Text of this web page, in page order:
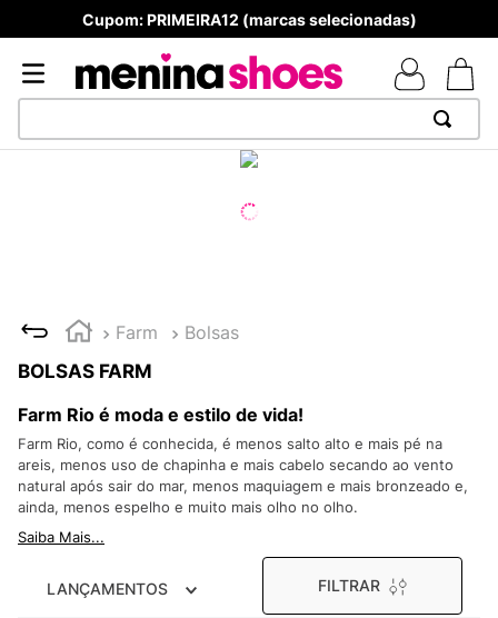
Cupom: PRIMEIRA12 (marcas selecionadas)
Farm
Bolsas
BOLSAS FARM
Farm Rio é moda e estilo de vida!
Farm Rio, como é conhecida, é menos salto alto e mais pé na
areis, menos uso de chapinha e mais cabelo secando ao vento
natural após sair do mar, menos maquiagem e mais bronzeado e,
ainda, menos espelho e muito mais olho no olho.
Saiba Mais...
LANÇAMENTOS FILTRAR
8º
VANS TÊNIS VANS ULTRARANGE
9º
VEJA COUNTRY
10º NEW 530